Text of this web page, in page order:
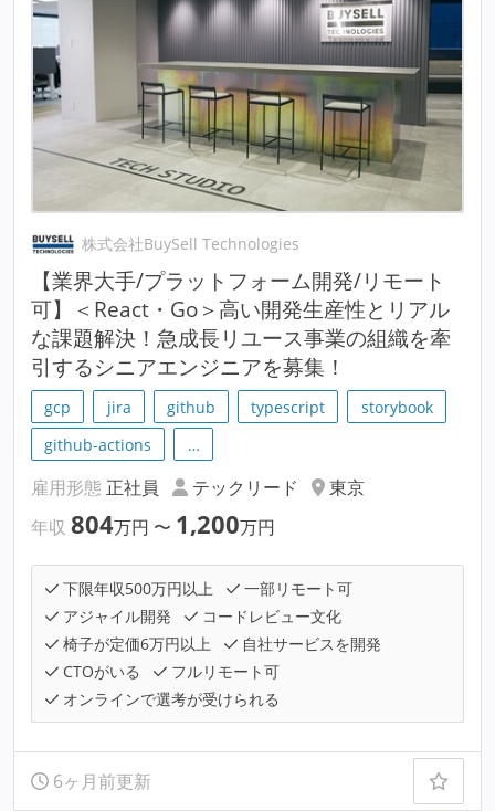
株式会社BuySell Technologies
【業界大手/プラットフォーム開発/リモート
可】＜React・Go＞高い開発生産性とリアル
な課題解決！急成長リユース事業の組織を牽
引するシニアエンジニアを募集！
gcp jira github typescript
storybook
github-actions
…
雇用形態 正社員 テックリード
東京
年収 804万円 〜 1,200万円
下限年収500万円以上
一部リモート可
アジャイル開発
コードレビュー文化
椅子が定価6万円以上
自社サービスを開発
CTOがいる
フルリモート可
オンラインで選考が受けられる
6ヶ月前更新